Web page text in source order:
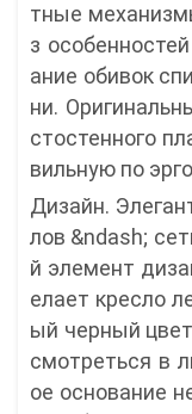
тные
з
ание обивок
ни.
стостенного
вильную по
Дизайн.
лов &ndash;
й элемент
елает кресло
ый черный
смотреться в
ое основание